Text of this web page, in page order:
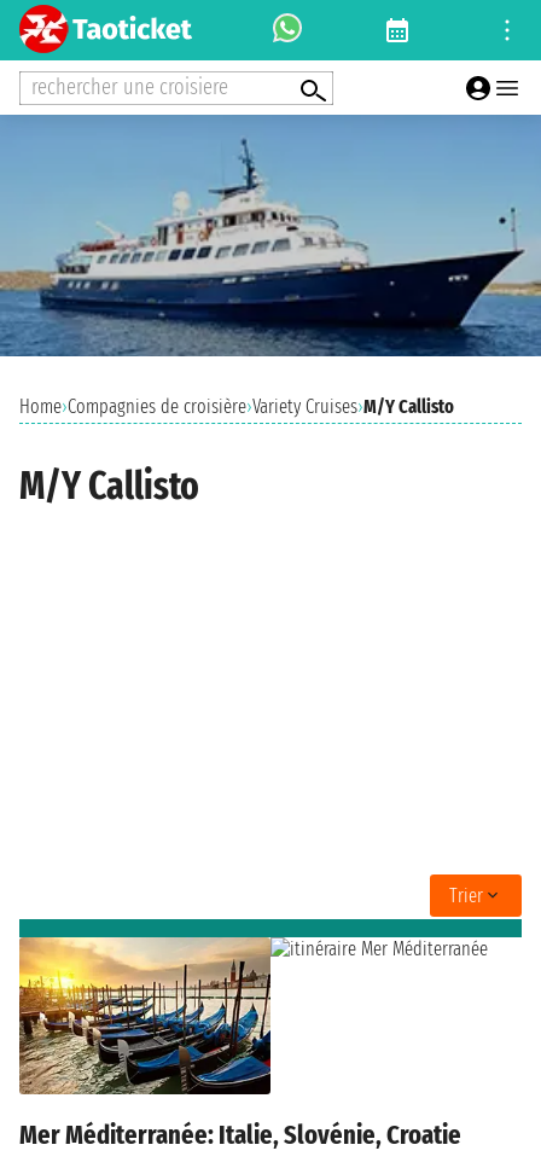
rechercher une croisiere
Home›Compagnies de croisière›Variety Cruises›M/Y Callisto
M/Y Callisto
Trier
Mer Méditerranée: Italie, Slovénie, Croatie